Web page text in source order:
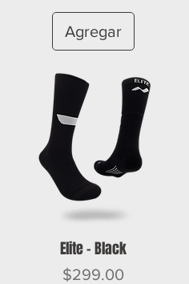
Agregar
Elite - Black
Precio
$299.00